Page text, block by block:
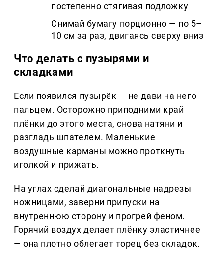
постепенно стягивая подложку
Снимай бумагу порционно — по 5–
10 см за раз, двигаясь сверху вниз
Что делать с пузырями и
складками
Если появился пузырёк — не дави на него
пальцем. Осторожно приподними край
плёнки до этого места, снова натяни и
разгладь шпателем. Маленькие
воздушные карманы можно проткнуть
иголкой и прижать.
На углах сделай диагональные надрезы
ножницами, заверни припуски на
внутреннюю сторону и прогрей феном.
Горячий воздух делает плёнку эластичнее
— она плотно облегает торец без складок.